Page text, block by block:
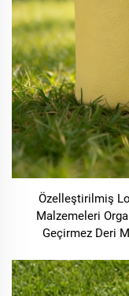
Özelleştirilmiş
Malzemeleri
Geçirmez Deri